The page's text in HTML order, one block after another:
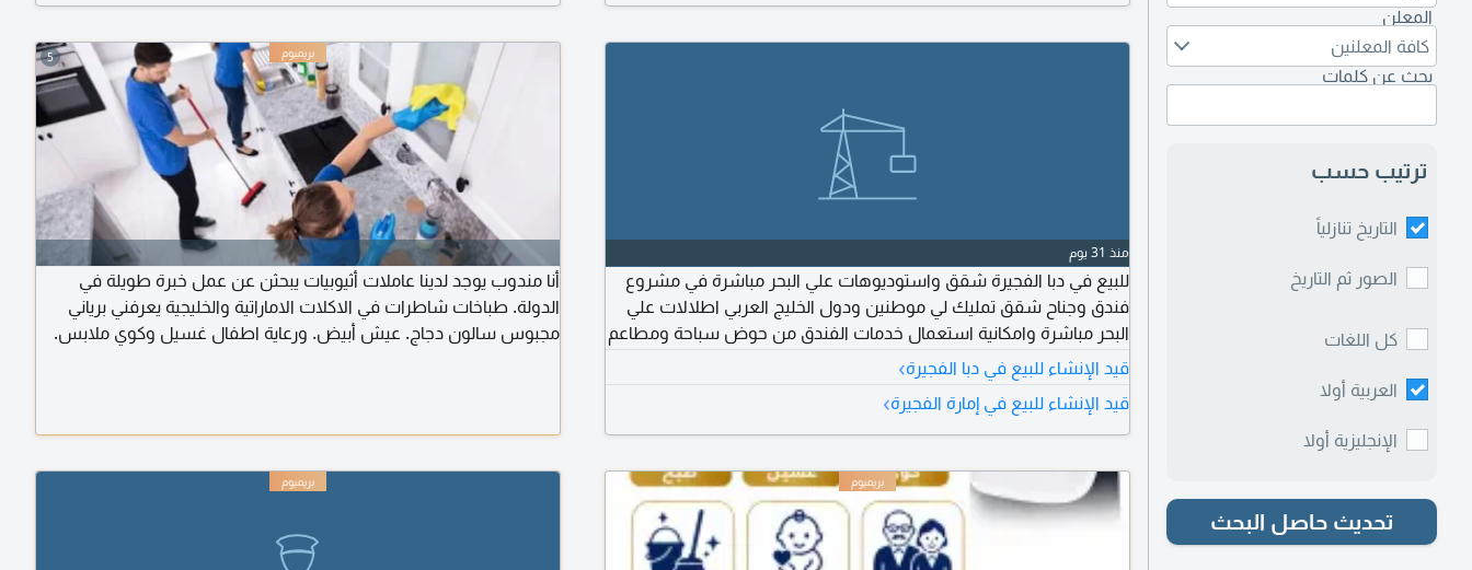
المعلن
كافة المعلنين
بحث عن كلمات
ترتيب حسب
التاريخ تنازلياً
الصور ثم التاريخ
كل اللغات
العربية أولا
الإنجليزية أولا
تحديث حاصل البحث
منذ 31 يوم
للبيع في دبا الفجيرة شقق واستوديوهات علي البحر مباشرة في مشروع
فندق وجناح شقق تمليك لي موطنين ودول الخليج العربي اطلالات علي
البحر مباشرة وامكانية استعمال خدمات الفندق من حوض سباحة ومطاعم
وأشياء ترفيه يتميز المشروع بطلاله علي البحر مباشرة والهدوا
والخصوصيه والعايد الاستثماري عالي مساحات تختلف حسب الوحدات تبدأ
من استوديو مع البركنات خاصه لكل وحدة سكنيه
قيد الإنشاء للبيع في دبا الفجيرة›
قيد الإنشاء للبيع في إمارة الفجيرة›
5
أنا مندوب يوجد لدينا عاملات أثيوبيات يبحثن عن عمل خبرة طويلة في
الدولة. طباخات شاطرات في الاكلات الاماراتية والخليجية يعرفني برياني
مجبوس سالون دجاج. عيش أبيض. ورعاية اطفال غسيل وكوي ملابس.